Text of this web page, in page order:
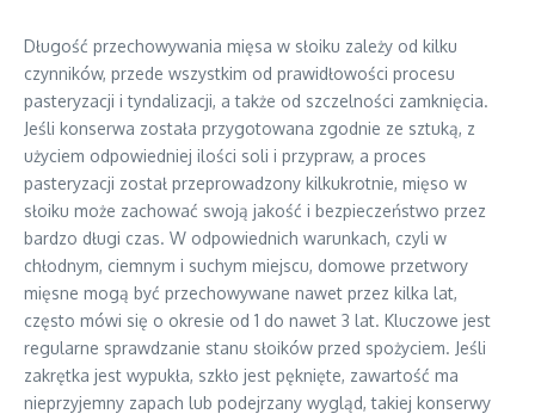
Długość przechowywania mięsa w słoiku zależy od kilku
czynników, przede wszystkim od prawidłowości procesu
pasteryzacji i tyndalizacji, a także od szczelności zamknięcia.
Jeśli konserwa została przygotowana zgodnie ze sztuką, z
użyciem odpowiedniej ilości soli i przypraw, a proces
pasteryzacji został przeprowadzony kilkukrotnie, mięso w
słoiku może zachować swoją jakość i bezpieczeństwo przez
bardzo długi czas. W odpowiednich warunkach, czyli w
chłodnym, ciemnym i suchym miejscu, domowe przetwory
mięsne mogą być przechowywane nawet przez kilka lat,
często mówi się o okresie od 1 do nawet 3 lat. Kluczowe jest
regularne sprawdzanie stanu słoików przed spożyciem. Jeśli
zakrętka jest wypukła, szkło jest pęknięte, zawartość ma
nieprzyjemny zapach lub podejrzany wygląd, takiej konserwy